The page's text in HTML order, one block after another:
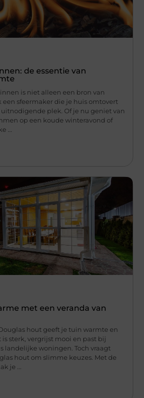
de essentie van
is niet alleen een bron van
een sfeermaker die je huis omtovert
uitnodigende plek. Of je nu geniet van
op een koude winteravond of
...
met een veranda van
hout geeft je tuin warmte en
sterk, vergrijst mooi en past bij
landelijke woningen. Toch vraagt
hout om slimme keuzes. Met de
je ...